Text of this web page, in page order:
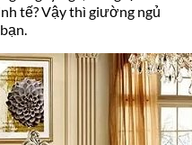
tế? Vậy thì giường ngủ